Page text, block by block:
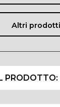
Altri prodotti
PRODOTTO: